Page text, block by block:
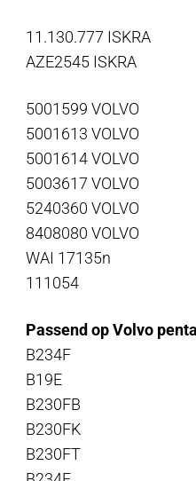
11.130.777 ISKRA
AZE2545 ISKRA
5001599 VOLVO
5001613 VOLVO
5001614 VOLVO
5003617 VOLVO
5240360 VOLVO
8408080 VOLVO
WAI 17135n
111054
Passend op Volvo
B234F
B19E
B230FB
B230FK
B230FT